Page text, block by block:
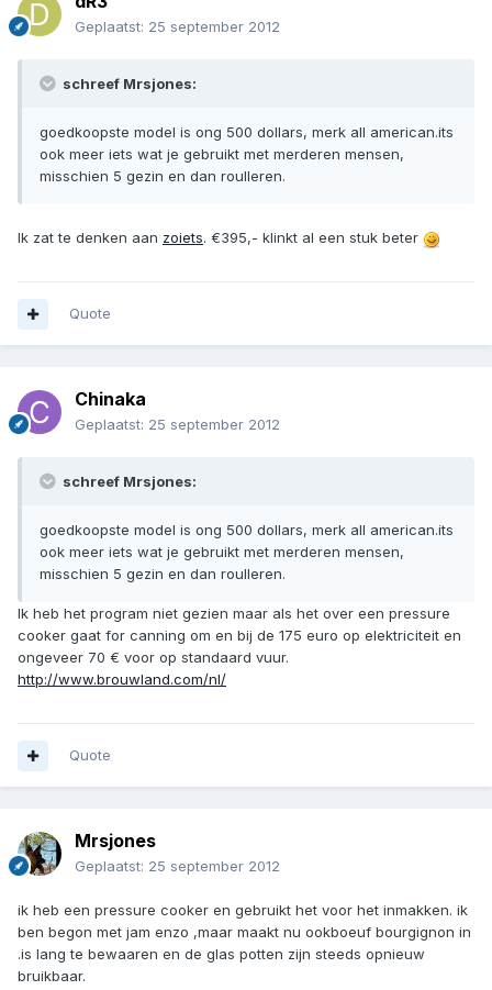
Geplaatst: 25 september 2012
schreef Mrsjones:
goedkoopste model is ong 500 dollars, merk all american.its
ook meer iets wat je gebruikt met merderen mensen,
misschien 5 gezin en dan roulleren.
Ik zat te denken aan zoiets. €395,- klinkt al een stuk beter
Quote
Chinaka
Geplaatst: 25 september 2012
schreef Mrsjones:
goedkoopste model is ong 500 dollars, merk all american.its
ook meer iets wat je gebruikt met merderen mensen,
misschien 5 gezin en dan roulleren.
Ik heb het program niet gezien maar als het over een pressure
cooker gaat for canning om en bij de 175 euro op elektriciteit en
ongeveer 70 € voor op standaard vuur.
http://www.brouwland.com/nl/
Quote
Mrsjones
Geplaatst: 25 september 2012
ik heb een pressure cooker en gebruikt het voor het inmakken. ik
ben begon met jam enzo ,maar maakt nu ookboeuf bourgignon in
.is lang te bewaaren en de glas potten zijn steeds opnieuw
bruikbaar.